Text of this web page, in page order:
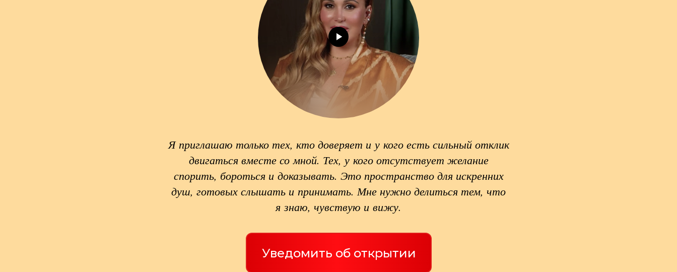
Уведомить об открытии
Я приглашаю только тех, кто доверяет и у кого есть сильный отклик
двигаться вместе со мной. Тех, у кого отсутствует желание
спорить, бороться и доказывать. Это пространство для искренних
душ, готовых слышать и принимать. Мне нужно делиться тем, что
я знаю, чувствую и вижу.